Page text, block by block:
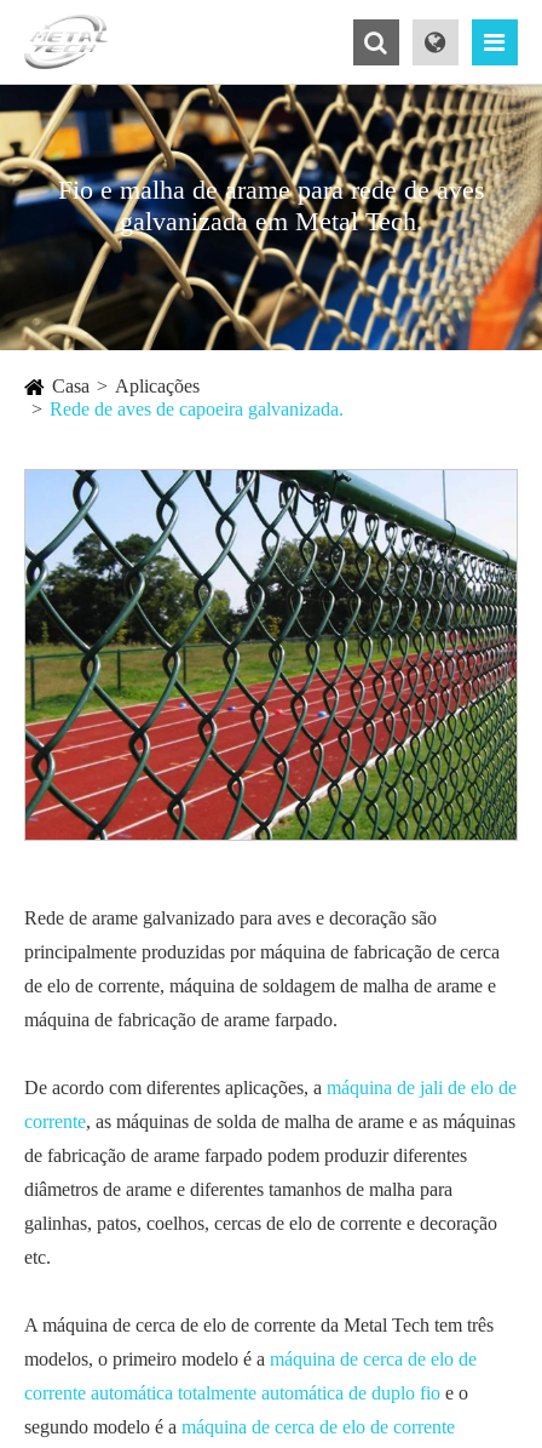
Fio e malha de arame para rede de aves
galvanizada em Metal Tech.
Casa
Aplicações
Rede de aves de capoeira galvanizada.
Rede de arame galvanizado para aves e decoração são
principalmente produzidas por máquina de fabricação de cerca
de elo de corrente, máquina de soldagem de malha de arame e
máquina de fabricação de arame farpado.
De acordo com diferentes aplicações, a máquina de jali de elo de
corrente, as máquinas de solda de malha de arame e as máquinas
de fabricação de arame farpado podem produzir diferentes
diâmetros de arame e diferentes tamanhos de malha para
galinhas, patos, coelhos, cercas de elo de corrente e decoração
etc.
A máquina de cerca de elo de corrente da Metal Tech tem três
modelos, o primeiro modelo é a máquina de cerca de elo de
corrente automática totalmente automática de duplo fio e o
segundo modelo é a máquina de cerca de elo de corrente